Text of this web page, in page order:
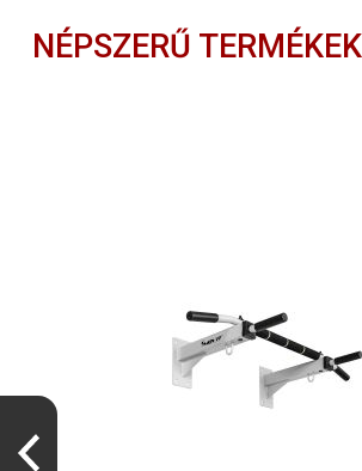
NÉPSZERŰ TERMÉKEK